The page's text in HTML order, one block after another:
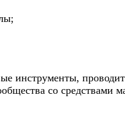
инструменты,
со